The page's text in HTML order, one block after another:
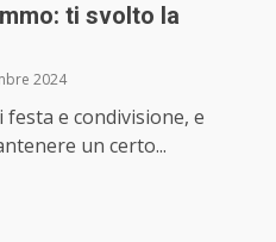
ti svolto la
2024
e condivisione, e
un certo...